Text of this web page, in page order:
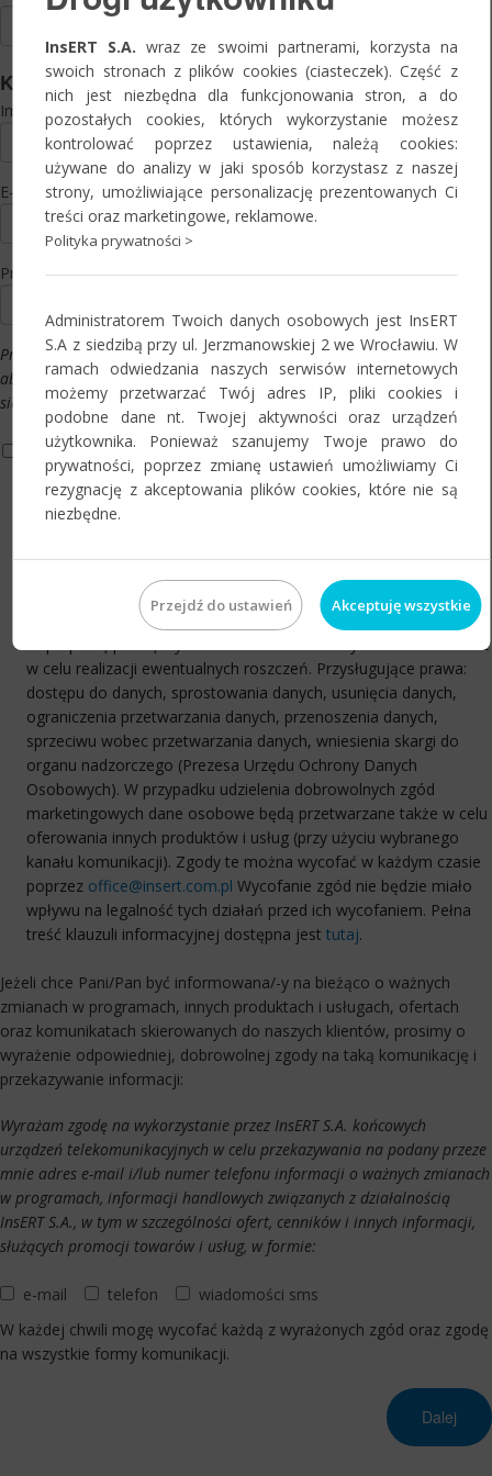
Kontakt
Imię i nazwisko:
E-mail:*
Preferowany termin:*
Prosimy o wypełnienie powyższego pola,
aby naszym pracownikom było łatwiej
się z Państwem skontaktować.
Informacja o przetwarzaniu danych osobowych*
Oświadczam, że zapoznałam/-em się z informacją o zasadach i
celach przetwarzania danych osobowych. Administratorem
danych osobowych podanych w zgłoszeniu jest InsERT S.A., z
będą w celu weryfikacji potencjalnych Partnerów Administratora,
nadanie im odpowiedniego statusu i uprawnień, umożliwiających
współpracę pomiędzy Administratorem a danym Partnerem oraz
w celu realizacji ewentualnych roszczeń. Przysługujące prawa:
dostępu do danych, sprostowania danych, usunięcia danych,
ograniczenia przetwarzania danych, przenoszenia danych,
sprzeciwu wobec przetwarzania danych, wniesienia skargi do
organu nadzorczego (Prezesa Urzędu Ochrony Danych
Osobowych). W przypadku udzielenia dobrowolnych zgód
marketingowych dane osobowe będą przetwarzane także w celu
oferowania innych produktów i usług (przy użyciu wybranego
kanału komunikacji). Zgody te można wycofać w każdym czasie
poprzez office@insert.com.pl Wycofanie zgód nie będzie miało
wpływu na legalność tych działań przed ich wycofaniem. Pełna
treść klauzuli informacyjnej dostępna jest tutaj.
Jeżeli chce Pani/Pan być informowana/-y na bieżąco o ważnych
zmianach w programach, innych produktach i usługach, ofertach
oraz komunikatach skierowanych do naszych klientów, prosimy o
wyrażenie odpowiedniej, dobrowolnej zgody na taką komunikację i
przekazywanie informacji:
Wyrażam zgodę na wykorzystanie przez InsERT S.A. końcowych
urządzeń telekomunikacyjnych w celu przekazywania na podany przeze
mnie adres e-mail i/lub numer telefonu informacji o ważnych zmianach
w programach, informacji handlowych związanych z działalnością
InsERT S.A., w tym w szczególności ofert, cenników i innych informacji,
służących promocji towarów i usług, w formie:
e-mail telefon
wiadomości sms
W każdej chwili mogę wycofać każdą z wyrażonych zgód oraz zgodę
na wszystkie formy komunikacji.
InsERT S.A. wraz ze swoimi partnerami, korzysta na
swoich stronach z plików cookies (ciasteczek). Część z
nich jest niezbędna dla funkcjonowania stron, a do
pozostałych cookies, których wykorzystanie możesz
kontrolować poprzez ustawienia, należą cookies:
używane do analizy w jaki sposób korzystasz z naszej
strony, umożliwiające personalizację prezentowanych Ci
treści oraz marketingowe, reklamowe.
Polityka prywatności >
Administratorem Twoich danych osobowych jest InsERT
S.A z siedzibą przy ul. Jerzmanowskiej 2 we Wrocławiu. W
ramach odwiedzania naszych serwisów internetowych
możemy przetwarzać Twój adres IP, pliki cookies i
podobne dane nt. Twojej aktywności oraz urządzeń
użytkownika. Ponieważ szanujemy Twoje prawo do
prywatności, poprzez zmianę ustawień umożliwiamy Ci
rezygnację z akceptowania plików cookies, które nie są
niezbędne.
Przejdź do ustawień Akceptuję wszystkie